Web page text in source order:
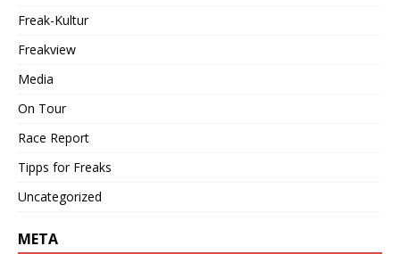
Freak-Kultur
Freakview
Media
On Tour
Race Report
Tipps for Freaks
Uncategorized
META